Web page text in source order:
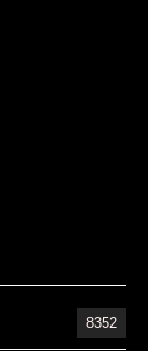
8352